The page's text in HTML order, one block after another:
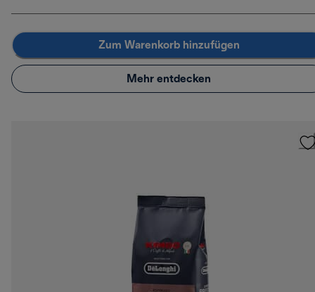
Zum Warenkorb hinzufügen
Mehr entdecken